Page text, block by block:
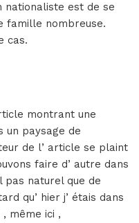
nationaliste est de se
famille nombreuse.
cas.
montrant une
un paysage de
de l’ article se plaint
faire d’ autre dans
pas naturel que de
qu’ hier j’ étais dans
même ici ,